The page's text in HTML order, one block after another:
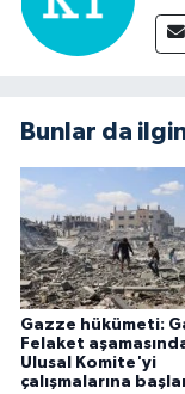
Bunlar da
Gazze hükümeti:
Felaket
Ulusal Komite'yi
çalışmalarına